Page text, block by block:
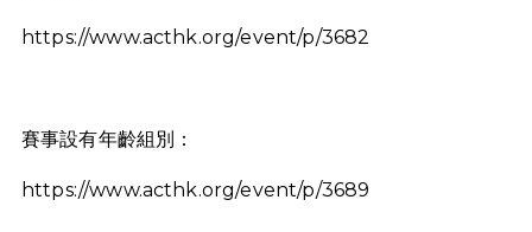
https://www.acthk.org/event/p/3682
賽事設有年齡組別：
https://www.acthk.org/event/p/3689